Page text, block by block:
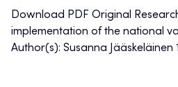
Download PDF Original
implementation of the national
Author(s): Susanna Jääskeläinen